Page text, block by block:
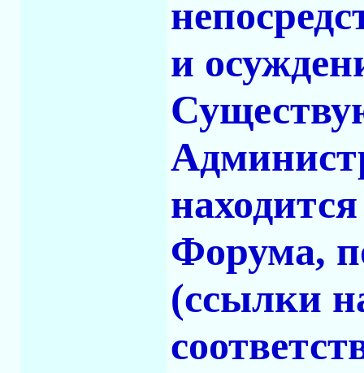
и
Форума,
(ссылки